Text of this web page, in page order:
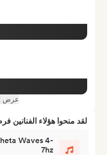
عرض
لقد منحوا هؤلاء الفنانين
Waves 4-
7hz